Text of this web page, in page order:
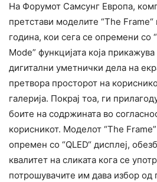
На Форумот Самсунг Европа,
претстави моделите “The Frame“
година, кои сега се опремени со
Mode” функцијата која
дигитални уметнички дела на
претвора просторот на
галерија. Покрај тоа, ги
боите на содржината во
корисникот. Моделот “The
опремен со “QLED“ дисплеј,
квалитет на сликата кога се
потрошувачите им дава избор од